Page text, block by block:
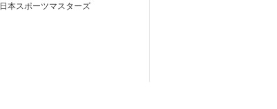
日本スポーツマスターズ